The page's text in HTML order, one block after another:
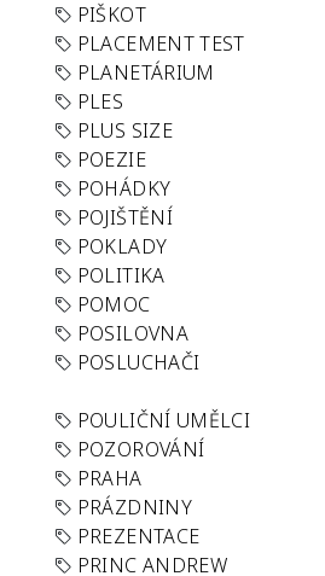
PIŠKOT
PLACEMENT TEST
PLANETÁRIUM
PLES
PLUS SIZE
POEZIE
POHÁDKY
POJIŠTĚNÍ
POKLADY
POLITIKA
POMOC
POSILOVNA
POSLUCHAČI
POULIČNÍ UMĚLCI
POZOROVÁNÍ
PRAHA
PRÁZDNINY
PREZENTACE
PRINC ANDREW